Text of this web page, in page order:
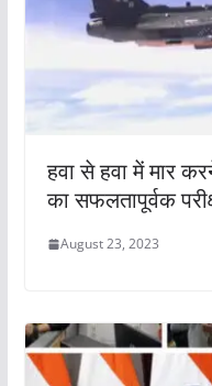
हवा से हवा में मार
का सफलतापूर्वक
August 23, 2023